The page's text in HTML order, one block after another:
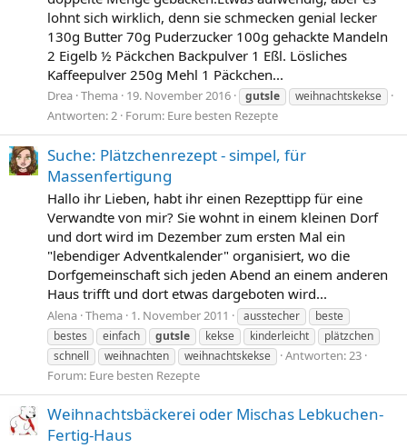
lohnt sich wirklich, denn sie schmecken genial lecker
130g Butter 70g Puderzucker 100g gehackte Mandeln
2 Eigelb ½ Päckchen Backpulver 1 Eßl. Lösliches
Kaffeepulver 250g Mehl 1 Päckchen...
Drea Thema 19. November 2016 gutsle weihnachtskekse
Antworten: 2 Forum: Eure besten Rezepte
Suche: Plätzchenrezept - simpel, für
Massenfertigung
Hallo ihr Lieben, habt ihr einen Rezepttipp für eine
Verwandte von mir? Sie wohnt in einem kleinen Dorf
und dort wird im Dezember zum ersten Mal ein
"lebendiger Adventkalender" organisiert, wo die
Dorfgemeinschaft sich jeden Abend an einem anderen
Haus trifft und dort etwas dargeboten wird...
Alena Thema 1. November 2011 ausstecher
beste
bestes
einfach gutsle kekse kinderleicht
plätzchen
schnell
weihnachten weihnachtskekse
Antworten: 23
Forum: Eure besten Rezepte
Weihnachtsbäckerei oder Mischas Lebkuchen-
Fertig-Haus